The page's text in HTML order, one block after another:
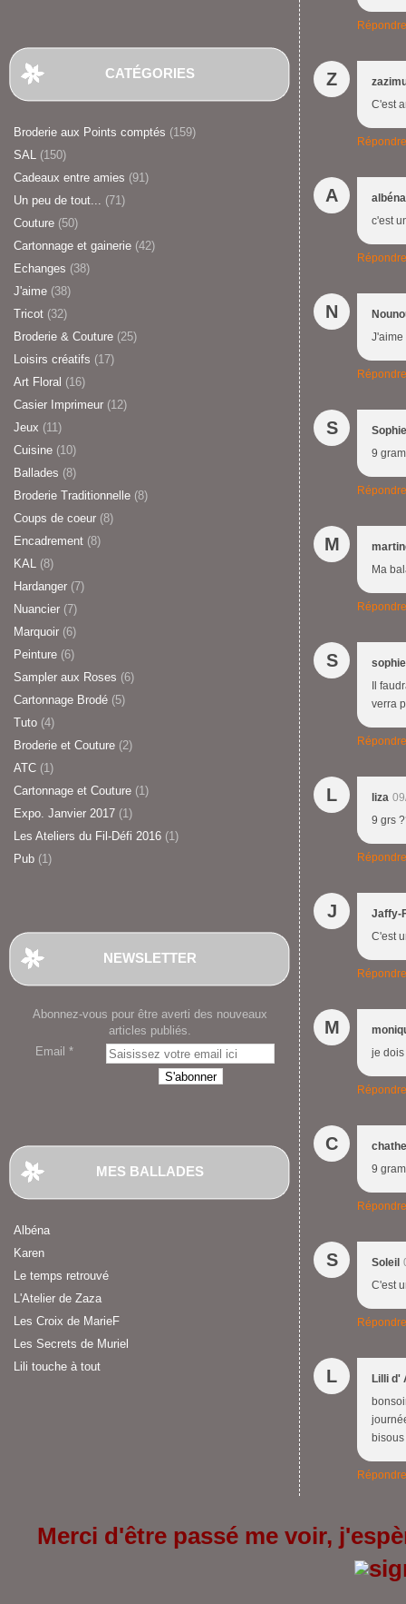
CATÉGORIES
Broderie aux Points comptés (159)
SAL (150)
Cadeaux entre amies (91)
Un peu de tout... (71)
Couture (50)
Cartonnage et gainerie (42)
Echanges (38)
J'aime (38)
Tricot (32)
Broderie & Couture (25)
Loisirs créatifs (17)
Art Floral (16)
Casier Imprimeur (12)
Jeux (11)
Cuisine (10)
Ballades (8)
Broderie Traditionnelle (8)
Coups de coeur (8)
Encadrement (8)
KAL (8)
Hardanger (7)
Nuancier (7)
Marquoir (6)
Peinture (6)
Sampler aux Roses (6)
Cartonnage Brodé (5)
Tuto (4)
Broderie et Couture (2)
ATC (1)
Cartonnage et Couture (1)
Expo. Janvier 2017 (1)
Les Ateliers du Fil-Défi 2016 (1)
Pub (1)
NEWSLETTER
Abonnez-vous pour être averti des nouveaux
articles publiés.
Email
MES BALLADES
Albéna
Karen
Le temps retrouvé
L'Atelier de Zaza
Les Croix de MarieF
Les Secrets de Muriel
Lili touche à tout
Répondre
Z
C'est
Répondre
A
albéna
c'est
Répondre
N
J'aime
Répondre
S
Sophie
9
Répondre
M
Ma
Répondre
S
sophie
Il
verra
Répondre
L liza
9 grs
Répondre
J
Jaffy-
C'est
Répondre
M
je dois
Répondre
C
9
Répondre
S Soleil
C'est
Répondre
L
Lilli d'
Répondre
Merci d'être passé me voir,